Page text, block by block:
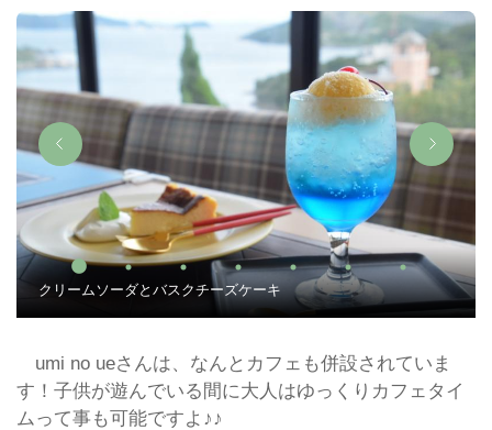
クリームソーダとバスクチーズケーキ
umi no ueさんは、なんとカフェも併設されていま
す！子供が遊んでいる間に大人はゆっくりカフェタイ
ムって事も可能ですよ♪♪